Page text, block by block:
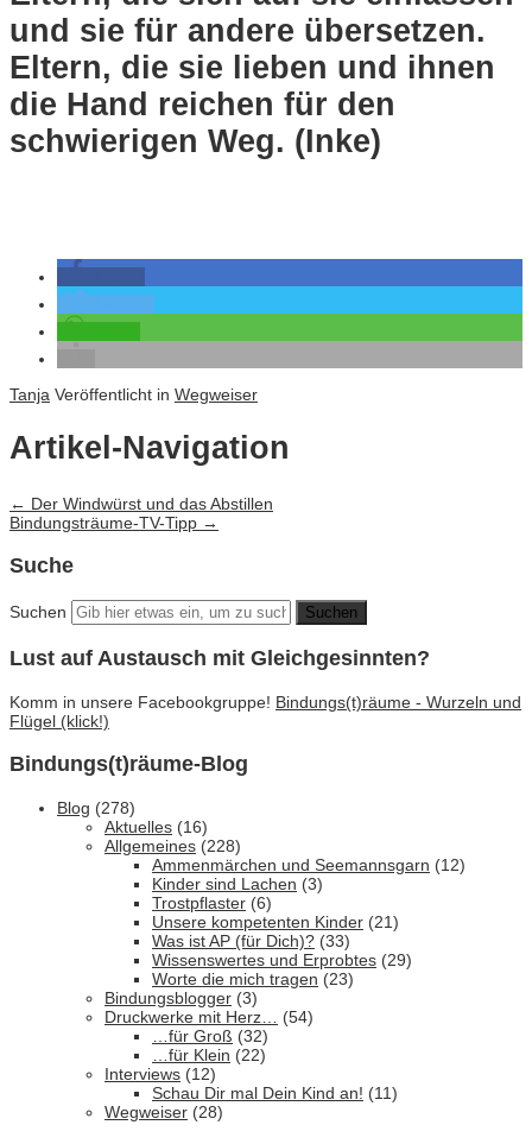
und sie für andere übersetzen.
Eltern, die sie lieben und ihnen
die Hand reichen für den
schwierigen Weg. (Inke)
Tanja Veröffentlicht in Wegweiser
Artikel-Navigation
← Der Windwürst und das Abstillen
Bindungsträume-TV-Tipp →
Suche
Suchen
Lust auf Austausch mit Gleichgesinnten?
Komm in unsere Facebookgruppe! Bindungs(t)räume - Wurzeln und
Flügel (klick!)
Bindungs(t)räume-Blog
Blog (278)
Aktuelles (16)
Allgemeines (228)
Ammenmärchen und Seemannsgarn (12)
Kinder sind Lachen (3)
Trostpflaster (6)
Unsere kompetenten Kinder (21)
Was ist AP (für Dich)? (33)
Wissenswertes und Erprobtes (29)
Worte die mich tragen (23)
Bindungsblogger (3)
Druckwerke mit Herz…
(54)
…für Groß (32)
…für Klein (22)
Interviews (12)
Schau Dir mal Dein Kind an! (11)
Wegweiser (28)